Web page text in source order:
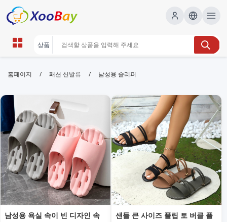
남성용 슬리퍼 | XOOBAY B2B/B2C
남성용 슬리퍼,실내용 슬리퍼,편한 슬리퍼, wholesale
남성용 슬리퍼, XOOBAY
남성용 슬리퍼로 집 안에서도 편안하고 가벼운 착용감을 제공합니다. 고
급 소재와 미끄럼 방지 밑창으로 안정적인 보행을 돕고, 데일리 홈웨어와
매치하기 좋은 심플한 디자인이 특징입니다.
홈페이지 / 패션 신발류 / 남성용 슬리퍼
남성용 욕실 속이 빈 디자인 속
샌들 큰 사이즈 플립 토 버클 플